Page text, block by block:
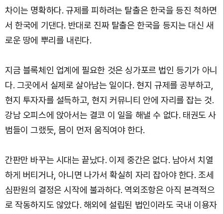
차이는 명확하다. 규제를 피하려는 탈출은 한국을 등진 척하면
서 한국에 기댄다. 반대로 진짜 탈출은 한국을 등지는 대신 새
로운 땅에 뿌리를 내린다.
지금 블록체인 업계에 필요한 것은 싱가포르 법인 등기가 아니
다. 그곳에서 실제로 살아남는 일이다. 현지 규제를 공부하고,
현지 투자자를 설득하고, 현지 커뮤니티 안에 자리를 잡는 것.
강남 오피스에 앉아서는 결코 이 일을 해낼 수 없다. 태권도 사
범들이 그랬듯, 몸이 먼저 움직여야 한다.
간판만 바꾸는 시대는 끝났다. 이제 중간은 없다. 남아서 치열
하게 버티거나, 아니면 나가서 확실히 자리 잡아야 한다. 조세
심판원의 결정은 시작에 불과하다. 역외조항은 아직 본격적으
로 작동하지도 않았다. 해외에 설립된 법인이라도 국내 이용자